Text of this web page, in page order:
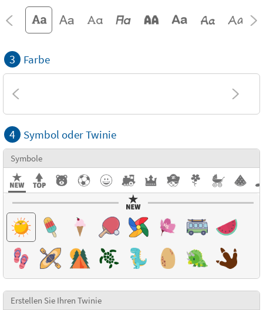
3 Farbe
4 Symbol oder Twinie
Symbole
Erstellen Sie Ihren Twinie